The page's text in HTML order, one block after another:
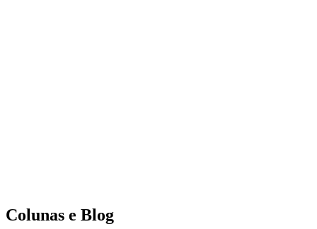
Colunas e Blog